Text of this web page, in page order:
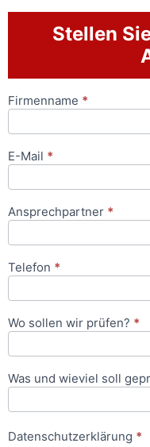
Stellen
Anfrageformular
Firmenname *
E-Mail *
Ansprechpartner *
Telefon *
Wo sollen wir prüfen? *
Was und wieviel soll
Datenschutzerklärung *